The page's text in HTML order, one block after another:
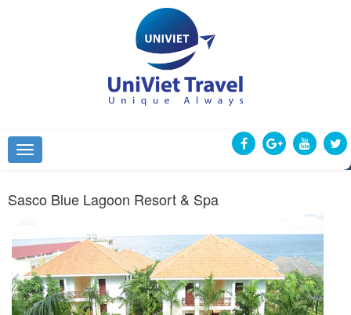
Sasco Blue Lagoon Resort & Spa